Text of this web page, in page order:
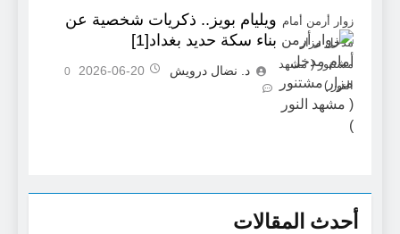
زوار أرمن أمام
مدخل مزار
مشتنور ( مشهد
النور )
ويليام بويز.. ذكريات شخصية عن
بناء سكة حديد بغداد[1]
د. نضال درويش 2026-06-20
0
أحدث المقالات